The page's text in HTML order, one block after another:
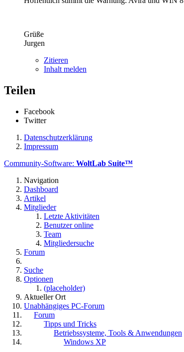
Grüße
Jurgen
Zitieren
Inhalt melden
Teilen
Facebook
Twitter
Datenschutzerklärung
Impressum
Community-Software: WoltLab Suite™
Navigation
Dashboard
Artikel
Mitglieder
Letzte Aktivitäten
Benutzer online
Team
Mitgliedersuche
Forum
Suche
Optionen
(placeholder)
Aktueller Ort
Unabhängiges PC-Forum
Forum
Tipps und Tricks
Betriebssysteme, Tools & Anwendungen
Windows XP